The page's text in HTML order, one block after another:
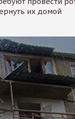
их домой